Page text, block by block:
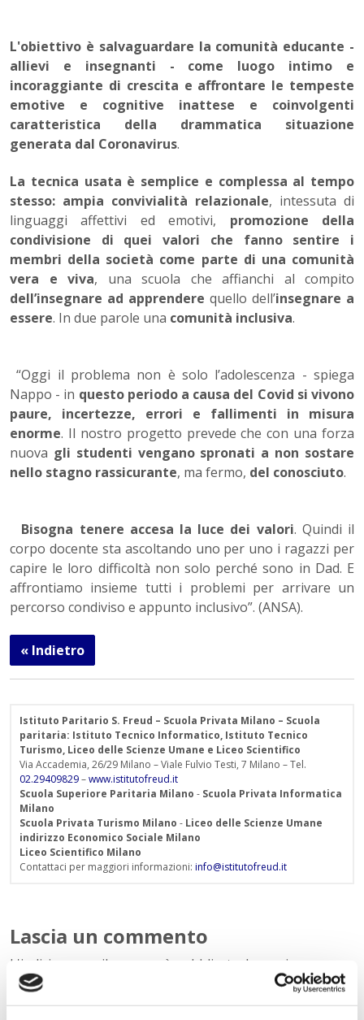
L'obiettivo è salvaguardare la comunità educante -
allievi e insegnanti - come luogo intimo e
incoraggiante di crescita e affrontare le tempeste
emotive e cognitive inattese e coinvolgenti
caratteristica della drammatica situazione
generata dal Coronavirus.
La tecnica usata è semplice e complessa al tempo
stesso: ampia convivialità relazionale, intessuta di
linguaggi affettivi ed emotivi, promozione della
condivisione di quei valori che fanno sentire i
membri della società come parte di una comunità
vera e viva, una scuola che affianchi al compito
dell’insegnare ad apprendere quello dell’insegnare a
essere. In due parole una comunità inclusiva.
“Oggi il problema non è solo l’adolescenza - spiega
Nappo - in questo periodo a causa del Covid si vivono
paure, incertezze, errori e fallimenti in misura
enorme. Il nostro progetto prevede che con una forza
nuova gli studenti vengano spronati a non sostare
nello stagno rassicurante, ma fermo, del conosciuto.
Bisogna tenere accesa la luce dei valori. Quindi il
corpo docente sta ascoltando uno per uno i ragazzi per
capire le loro difficoltà non solo perché sono in Dad. E
affrontiamo insieme tutti i problemi per arrivare un
percorso condiviso e appunto inclusivo”. (ANSA).
« Indietro
Istituto Paritario S. Freud – Scuola Privata Milano – Scuola
paritaria: Istituto Tecnico Informatico, Istituto Tecnico
Turismo, Liceo delle Scienze Umane e Liceo Scientifico
Via Accademia, 26/29 Milano – Viale Fulvio Testi, 7 Milano – Tel.
02.29409829–www.istitutofreud.it
Scuola Superiore Paritaria Milano - Scuola Privata Informatica
Milano
Scuola Privata Turismo Milano - Liceo delle Scienze Umane
indirizzo Economico Sociale Milano
Liceo Scientifico Milano
Contattaci per maggiori informazioni: info@istitutofreud.it
Lascia un commento
L'indirizzo email non verrà pubblicato. I campi
obbligatori sono contrassegnati con